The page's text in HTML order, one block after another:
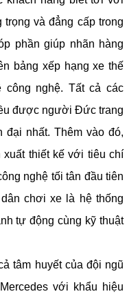
và đẳng cấp trong
phần giúp nhãn hàng
bảng xếp hạng xe thế
nghệ. Tất cả các
được người Đức trang
đại nhất. Thêm vào đó,
thiết kế với tiêu chí
nghệ tối tân đầu tiên
chơi xe là hệ thống
tự động cùng kỹ thuật
tâm huyết của đội ngũ
với khẩu hiệu